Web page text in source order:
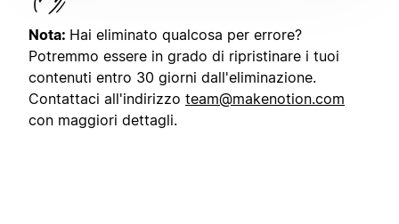
Nota: Hai eliminato qualcosa per errore?
Potremmo essere in grado di ripristinare i tuoi
contenuti entro 30 giorni dall'eliminazione.
Contattaci all'indirizzo team@makenotion.com
con maggiori dettagli.